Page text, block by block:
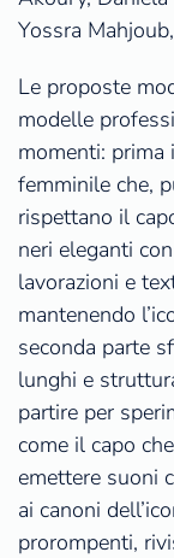
Yossra
Le proposte
modelle
momenti: prima
femminile che,
rispettano il
neri eleganti
lavorazioni e
mantenendo
seconda parte
lunghi e
partire per
come il capo
emettere suoni
ai canoni
prorompenti,